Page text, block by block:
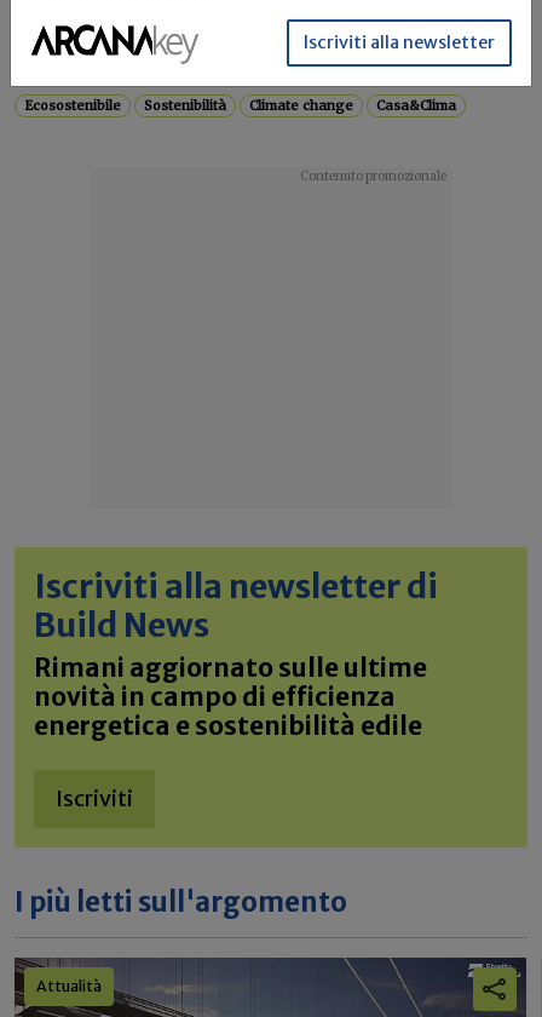
Dalle infrastrutture verdi alle superfici drenanti, il modello
di ecoquartiere dimostra come...
Ecosostenibile Sostenibilità Climate change Casa&Clima
Iscriviti alla newsletter di
Build News
Rimani aggiornato sulle ultime
novità in campo di efficienza
energetica e sostenibilità edile
Iscriviti
I più letti sull'argomento
Attualità
Iscriviti alla newsletter